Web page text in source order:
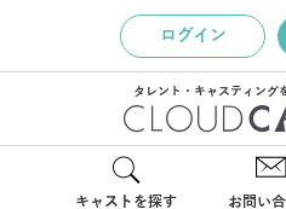
ログイン
タレント・キャスティング
キャストを探す お問い